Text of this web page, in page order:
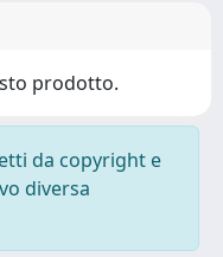
prodotto.
da copyright e
diversa